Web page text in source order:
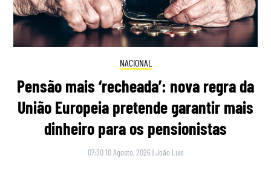
NACIONAL
Pensão mais ‘recheada’: nova regra da
União Europeia pretende garantir mais
dinheiro para os pensionistas
07:30 10 Agosto, 2026 |João Luís